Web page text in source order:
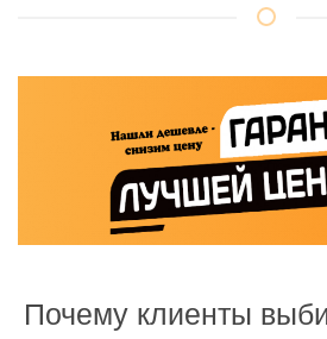
Почему клиенты